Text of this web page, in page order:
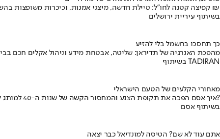
קפיצה קטנה לחו"ל: טיילת חדשה, מיצגי אמנות, וכיכרות משופצות בהשקעה של 100 מיליון ₪
בשיתוף עיריית ירושלים
כך תחסכו בחשמל בלי להזיע
מהפכת האנרגיה של תדיראן: שליטה, אבטחת מידע וניהול אקלים חכם
בשיתוף TADIRAN
מאחורי הקלעים של הטעם הישראלי
איך אסם הפכה את תקופת הצנע והמחסור הקשה של שנות ה-40 למותג לאומי?
בשיתוף אסם
אתם עוד לא שם? הטיסה למונדיאל כבר יצאה